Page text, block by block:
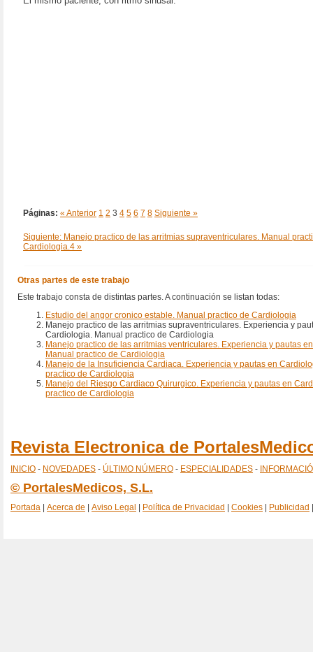
Páginas: « Anterior 1 2 3 4 5 6 7 8 Siguiente »
Siguiente: Manejo practico de las arritmias supraventriculares. Manual
Cardiologia.4 »
Otras partes de este trabajo
Este trabajo consta de distintas partes. A continuación se listan todas:
Estudio del angor cronico estable. Manual practico de Cardiologia
Manejo practico de las arritmias supraventriculares. Experiencia y
Cardiologia. Manual practico de Cardiologia
Manejo practico de las arritmias ventriculares. Experiencia y pautas
Manual practico de Cardiologia
Manejo de la Insuficiencia Cardiaca. Experiencia y pautas en
practico de Cardiologia
Manejo del Riesgo Cardiaco Quirurgico. Experiencia y pautas en
practico de Cardiologia
Revista Electronica de
INICIO - NOVEDADES - ÚLTIMO NÚMERO - ESPECIALIDADES -
© PortalesMedicos, S.L.
Portada Acerca de Aviso Legal Política de Privacidad Cookies Publicidad